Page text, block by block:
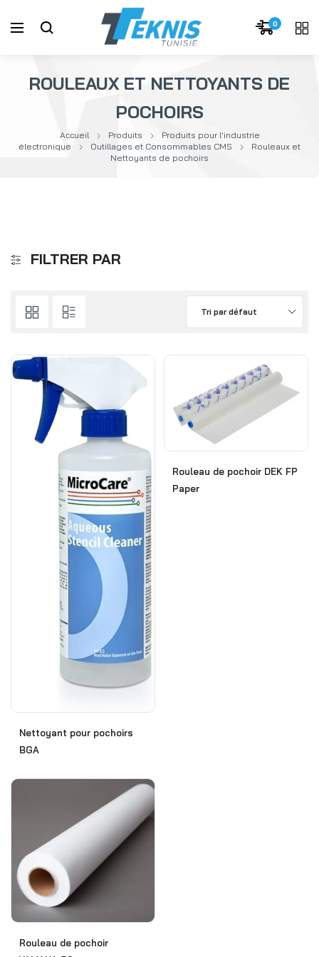
0
ROULEAUX ET NETTOYANTS DE
POCHOIRS
Accueil Produits
Produits pour l'industrie
électronique
Outillages et Consommables CMS
Rouleaux et
Nettoyants de pochoirs
FILTRER PAR
Tri par défaut
Nettoyant pour pochoirs
BGA
Rouleau de pochoir DEK FP
Paper
Rouleau de pochoir